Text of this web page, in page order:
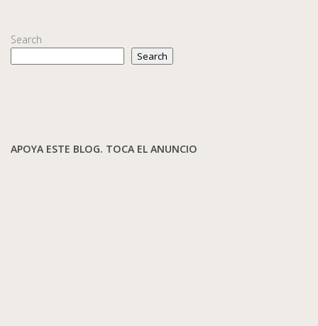
Search
Search
APOYA ESTE BLOG. TOCA EL ANUNCIO